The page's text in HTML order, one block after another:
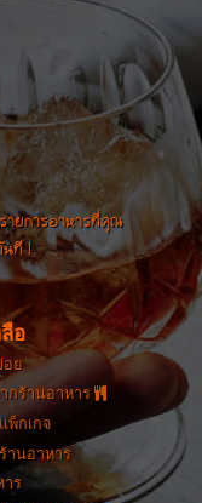
ายการอาหารที่คุณ
นที !
อ
ย
กร้านอาหาร
พ็กเกจ
านอาหาร
าร